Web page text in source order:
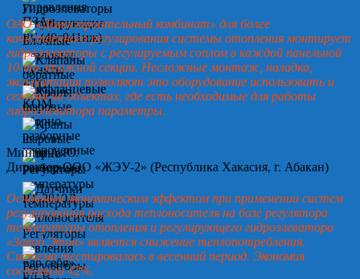
ОАО «Домостроительный комбинат» для более
качественного регулирования системы отопления монтирует
гидроэлеваторы с регулируемым соплом в каждой панельной
10-ти этажной секции. Несложные монтаж, наладка,
эксплуатация позволяют это оборудование использовать и
сегодня на объектах, где есть необходимые для работы
гидроэлеватора параметры.
Минин А.Ю.
Директор ООО «ЖЭУ-2» (Республика Хакасия, г. Абакан)
Основным экономическим эффектом при применении систем
регулирования расхода теплоносителя на базе регулятора
температуры отопления и регулирующего гидроэлеватора
«Завод Этон» является снижение теплопотребления.
Система тестировалась в весенний период. Экономия
составила 42%.